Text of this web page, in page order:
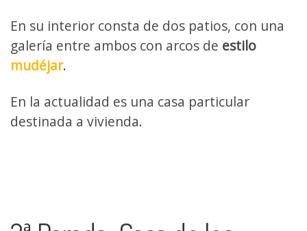
En su interior consta de dos patios, con una
galería entre ambos con arcos de estilo
mudéjar.
En la actualidad es una casa particular
destinada a vivienda.